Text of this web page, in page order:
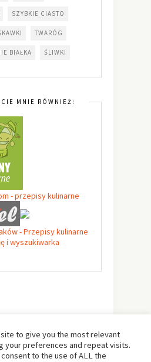
SZYBKIE CIASTO
TWARÓG
BIAŁKA ŚLIWKI
MNIE RÓWNIEŻ:
to give you the most relevant
your preferences and repeat visits.
consent to the use of ALL the